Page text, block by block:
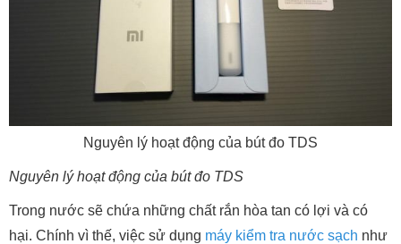
Nguyên lý hoạt động của bút đo TDS
Nguyên lý hoạt động của bút đo TDS
Trong nước sẽ chứa những chất rắn hòa tan có lợi và có
hại. Chính vì thế, việc sử dụng máy kiểm tra nước sạch như